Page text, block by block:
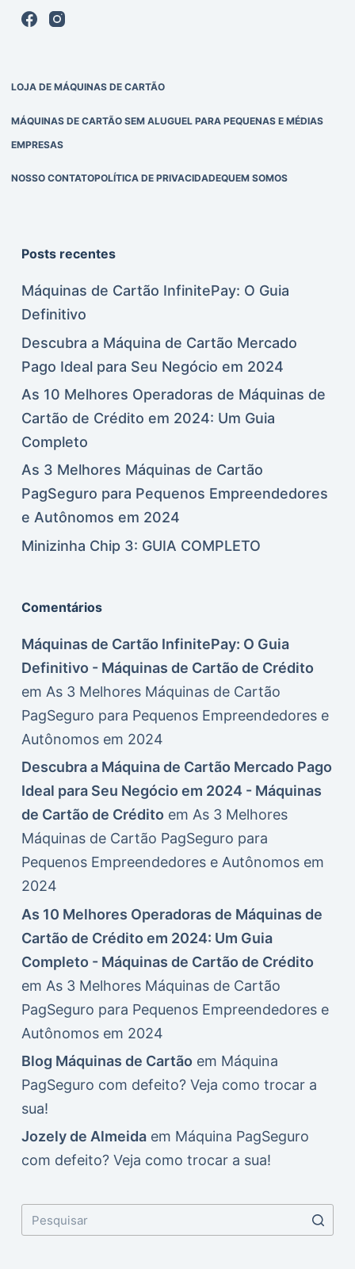
LOJA DE MÁQUINAS DE CARTÃO
MÁQUINAS DE CARTÃO SEM ALUGUEL PARA PEQUENAS E MÉDIAS
EMPRESAS
NOSSO CONTATOPOLÍTICA DE PRIVACIDADEQUEM SOMOS
Posts recentes
Máquinas de Cartão InfinitePay: O Guia
Definitivo
Descubra a Máquina de Cartão Mercado
Pago Ideal para Seu Negócio em 2024
As 10 Melhores Operadoras de Máquinas de
Cartão de Crédito em 2024: Um Guia
Completo
As 3 Melhores Máquinas de Cartão
PagSeguro para Pequenos Empreendedores
e Autônomos em 2024
Minizinha Chip 3: GUIA COMPLETO
Comentários
Máquinas de Cartão InfinitePay: O Guia
Definitivo - Máquinas de Cartão de Crédito
em As 3 Melhores Máquinas de Cartão
PagSeguro para Pequenos Empreendedores e
Autônomos em 2024
Descubra a Máquina de Cartão Mercado Pago
Ideal para Seu Negócio em 2024 - Máquinas
de Cartão de Crédito em As 3 Melhores
Máquinas de Cartão PagSeguro para
Pequenos Empreendedores e Autônomos em
2024
As 10 Melhores Operadoras de Máquinas de
Cartão de Crédito em 2024: Um Guia
Completo - Máquinas de Cartão de Crédito
em As 3 Melhores Máquinas de Cartão
PagSeguro para Pequenos Empreendedores e
Autônomos em 2024
Blog Máquinas de Cartão em Máquina
PagSeguro com defeito? Veja como trocar a
sua!
Jozely de Almeidaem Máquina PagSeguro
com defeito? Veja como trocar a sua!